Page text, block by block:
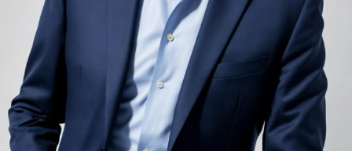
Pardoseala joacă un rol important în absorbția acestor
sunete, mai ales în zonele de trecere frecventă dintre
cameră și baie sau dintre pat și fereastră. Un material cu
proprietăți fonoabsorbante bune reduce transmiterea
zgomotului către camerele vecine și către etajele
inferioare, un aspect esențial mai ales în clădirile mai
vechi, cu structuri care nu au fost proiectate inițial
pentru izolare fonică performantă.